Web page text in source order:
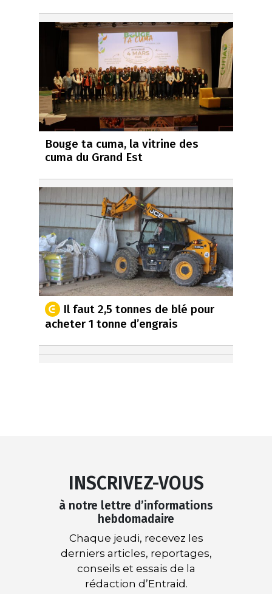
Bouge ta cuma, la vitrine des
cuma du Grand Est
Il faut 2,5 tonnes de blé pour
acheter 1 tonne d’engrais
INSCRIVEZ-VOUS
à notre lettre d’informations
hebdomadaire
Chaque jeudi, recevez les
derniers articles, reportages,
conseils et essais de la
rédaction d’Entraid.